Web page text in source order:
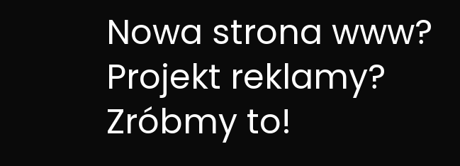
Nowa strona www?
Projekt reklamy?
Zróbmy to!